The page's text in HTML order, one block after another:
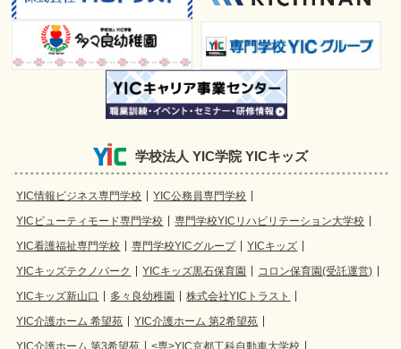
学校法人 YIC学院 YICキッズ
YIC情報ビジネス専門学校
YIC公務員専門学校
YICビューティモード専門学校
専門学校YICリハビリテーション大学校
YIC看護福祉専門学校
専門学校YICグループ
YICキッズ
YICキッズテクノパーク
YICキッズ黒石保育園
コロン保育園(受託運営)
YICキッズ新山口
多々良幼稚園
株式会社YICトラスト
YIC介護ホーム 希望苑
YIC介護ホーム 第2希望苑
YIC介護ホーム 第3希望苑
<専>YIC京都工科自動車大学校